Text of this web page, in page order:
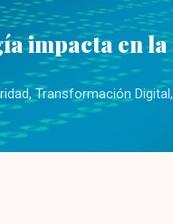
impacta en la
Transformación Digital,